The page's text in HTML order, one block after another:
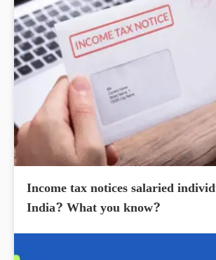
Income tax notices salaried
India? What you know?